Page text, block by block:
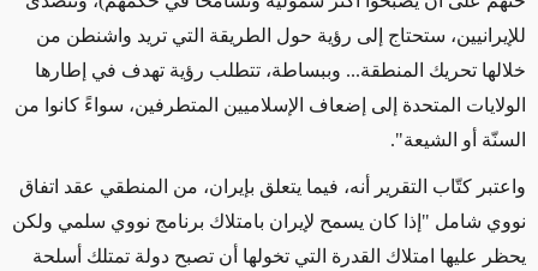
للإيرانيين، ستحتاج إلى رؤية حول الطريقة التي تريد واشنطن من
خلالها تحريك المنطقة... وببساطة، تتطلب رؤية تهدف في إطارها
الولايات المتحدة إلى إضعاف الإسلاميين المتطرفين، سواءً كانوا من
السنّة أو الشيعة".
واعتبر كتّاب التقرير أنه، فيما يتعلق بإيران، من المنطقي عقد اتفاق
نووي شامل "إذا كان يسمح لإيران بامتلاك برنامج نووي سلمي ولكن
يحظر عليها امتلاك القدرة التي تخولها أن تصبح دولة تمتلك أسلحة